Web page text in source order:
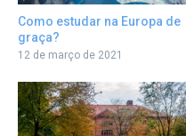
Como estudar na Europa de
graça?
12 de março de 2021